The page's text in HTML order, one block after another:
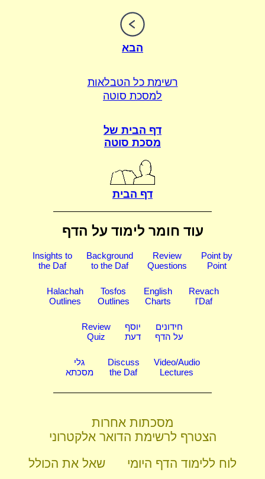
הבא
רשימת כל הטבלאות
למסכת סוטה
דף הבית של
מסכת סוטה
דף הבית
עוד חומר לימוד על הדף
Insights to
the Daf
Background
to the Daf
Review
Questions
Point by
Point
Halachah
Outlines
Tosfos
Outlines
English
Charts
Revach
l'Daf
Review
Quiz
יוסף
דעת
חידונים
על הדף
גלי
מסכתא
Discuss
the Daf
Video/Audio
Lectures
מסכתות אחרות
הצטרף לרשימת הדואר אלקטרוני
שאל את הכולל
לוח ללימוד הדף היומי